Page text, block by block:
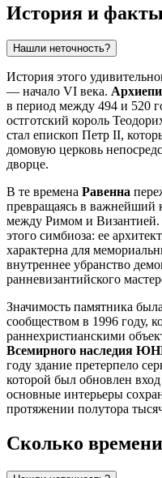
История и факты
Нашли неточность?
История этого
— начало VI века.
в период между 494 и 520
остготский король
стал епископ Петр II,
домовую церковь
дворце.
В те времена Равенна
превращаясь в важнейший
между Римом и Византией.
этого симбиоза: ее
характерна для
внутреннее убранство
ранневизантийского
Значимость памятника
сообществом в 1996 году,
раннехристианскими
Всемирного наследия
году здание претерпело
которой был обновлен
основные интерьеры
протяжении полутора
Сколько